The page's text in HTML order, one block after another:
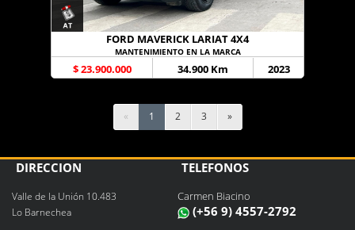
FORD MAVERICK LARIAT 4X4
MANTENIMIENTO EN LA MARCA
$ 23.900.000 34.900 Km 2023
« 1 2 3 »
DIRECCIÓN
Valle de la Unión 10.483
Lo Barnechea
TELÉFONOS
Carmen Biacino
(+56 9) 4557-2792